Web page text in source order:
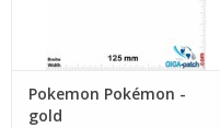
Pokemon Pokémon -
gold